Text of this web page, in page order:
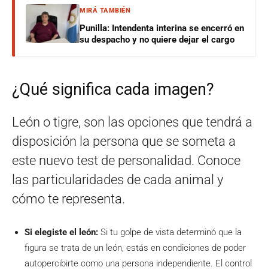
MIRÁ TAMBIÉN
Punilla: Intendenta interina se encerró en
su despacho y no quiere dejar el cargo
¿Qué significa cada imagen?
León o tigre, son las opciones que tendrá a
disposición la persona que se someta a
este nuevo test de personalidad. Conoce
las particularidades de cada animal y
cómo te representa.
Si elegiste el león: Si tu golpe de vista determinó que la
figura se trata de un león, estás en condiciones de poder
autopercibirte como una persona independiente. El control